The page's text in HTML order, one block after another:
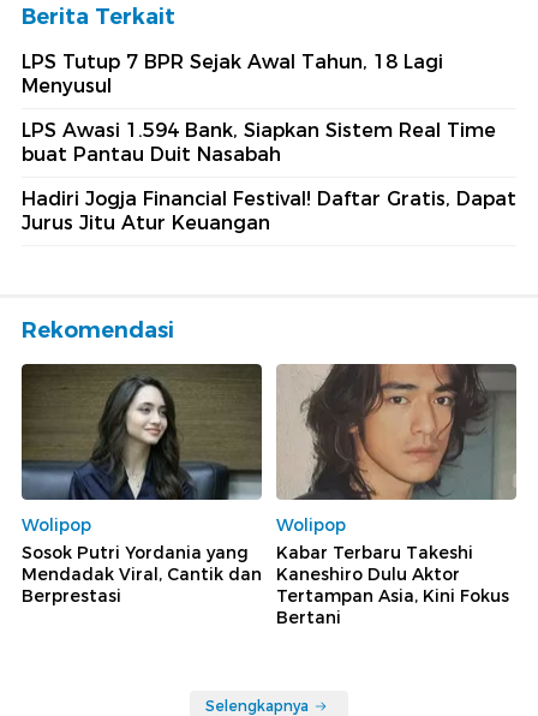
Berita Terkait
LPS Tutup 7 BPR Sejak Awal Tahun, 18 Lagi
Menyusul
LPS Awasi 1.594 Bank, Siapkan Sistem Real Time
buat Pantau Duit Nasabah
Hadiri Jogja Financial Festival! Daftar Gratis, Dapat
Jurus Jitu Atur Keuangan
Rekomendasi
Wolipop
Sosok Putri Yordania yang
Mendadak Viral, Cantik dan
Berprestasi
Wolipop
Kabar Terbaru Takeshi
Kaneshiro Dulu Aktor
Tertampan Asia, Kini Fokus
Bertani
Selengkapnya